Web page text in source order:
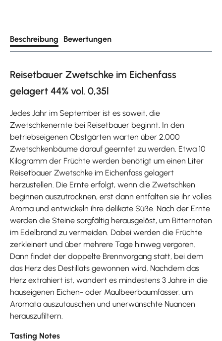
Beschreibung Bewertungen
Reisetbauer Zwetschke im Eichenfass
gelagert 44% vol. 0,35l
Jedes Jahr im September ist es soweit, die
Zwetschkenernte bei Reisetbauer beginnt. In den
betriebseigenen Obstgärten warten über 2.000
Zwetschkenbäume darauf geerntet zu werden. Etwa 10
Kilogramm der Früchte werden benötigt um einen Liter
Reisetbauer Zwetschke im Eichenfass gelagert
herzustellen. Die Ernte erfolgt, wenn die Zwetschken
beginnen auszutrocknen, erst dann entfalten sie ihr volles
Aroma und entwickeln ihre delikate Süße. Nach der Ernte
werden die Steine sorgfältig herausgelöst, um Bitternoten
im Edelbrand zu vermeiden. Dabei werden die Früchte
zerkleinert und über mehrere Tage hinweg vergoren.
Dann findet der doppelte Brennvorgang statt, bei dem
das Herz des Destillats gewonnen wird. Nachdem das
Herz extrahiert ist, wandert es mindestens 3 Jahre in die
hauseigenen Eichen- oder Maulbeerbaumfässer, um
Aromata auszutauschen und unerwünschte Nuancen
herauszufiltern.
Tasting Notes